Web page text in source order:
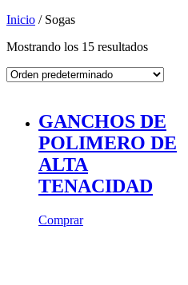
Inicio / Sogas
Mostrando los 15 resultados
GANCHOS DE
POLIMERO DE
ALTA
TENACIDAD
Comprar